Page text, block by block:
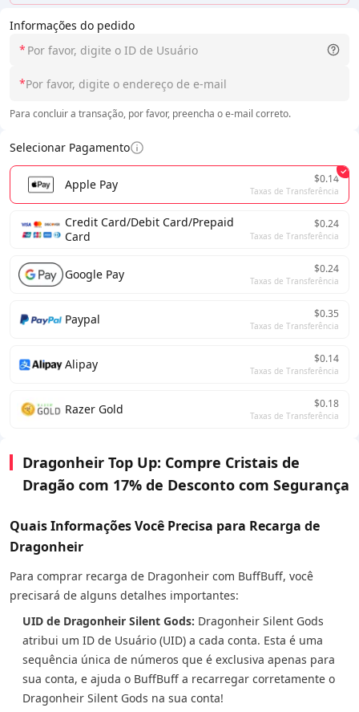
Informações do pedido
*
*
Para concluir a transação, por favor, preencha o e-mail correto.
Selecionar Pagamento
Apple Pay $0.14
Taxas de Transferência
Credit Card/Debit Card/Prepaid
Card
$0.24
Taxas de Transferência
Google Pay $0.24
Taxas de Transferência
Paypal $0.35
Taxas de Transferência
Alipay $0.14
Taxas de Transferência
Razer Gold $0.18
Taxas de Transferência
Dragonheir Top Up: Compre Cristais de
Dragão com 17% de Desconto com Segurança
Quais Informações Você Precisa para Recarga de
Dragonheir
Para comprar recarga de Dragonheir com BuffBuff, você
precisará de alguns detalhes importantes:
UID de Dragonheir Silent Gods: Dragonheir Silent Gods
atribui um ID de Usuário (UID) a cada conta. Esta é uma
sequência única de números que é exclusiva apenas para
sua conta, e ajuda o BuffBuff a recarregar corretamente o
Dragonheir Silent Gods na sua conta!